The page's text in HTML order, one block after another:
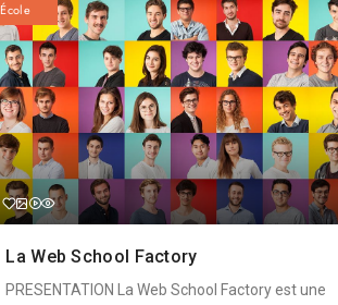
École
La Web School Factory
PRESENTATION La Web School Factory est une